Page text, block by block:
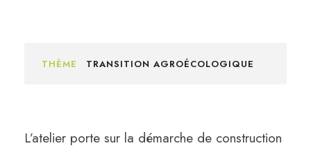
THÈME TRANSITION AGROÉCOLOGIQUE
L’atelier porte sur la démarche de construction